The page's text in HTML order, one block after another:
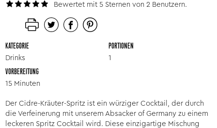
Bewertet mit 5 Sternen von 2 Benutzern.
KATEGORIE
Drinks
PORTIONEN
1
VORBEREITUNG
15 Minuten
Der Cidre-Kräuter-Spritz ist ein würziger Cocktail, der durch
die Verfeinerung mit unserem Absacker of Germany zu einem
leckeren Spritz Cocktail wird. Diese einzigartige Mischung